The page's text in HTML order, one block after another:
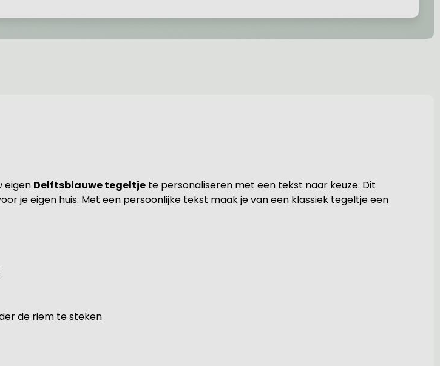
eigen Delftsblauwe tegeltje te personaliseren met een tekst naar keuze. Dit
je eigen huis. Met een persoonlijke tekst maak je van een klassiek tegeltje een
de riem te steken